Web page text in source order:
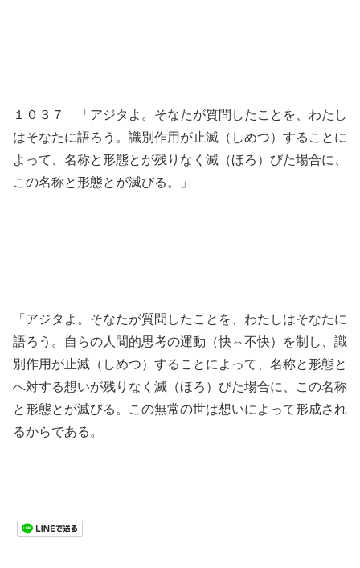
１０３７ 「アジタよ。そなたが質問したことを、わたし
はそなたに語ろう。識別作用が止滅（しめつ）することに
よって、名称と形態とが残りなく滅（ほろ）びた場合に、
この名称と形態とが滅びる。」
「アジタよ。そなたが質問したことを、わたしはそなたに
語ろう。自らの人間的思考の運動（快⇔不快）を制し、識
別作用が止滅（しめつ）することによって、名称と形態と
へ対する想いが残りなく滅（ほろ）びた場合に、この名称
と形態とが滅びる。この無常の世は想いによって形成され
るからである。